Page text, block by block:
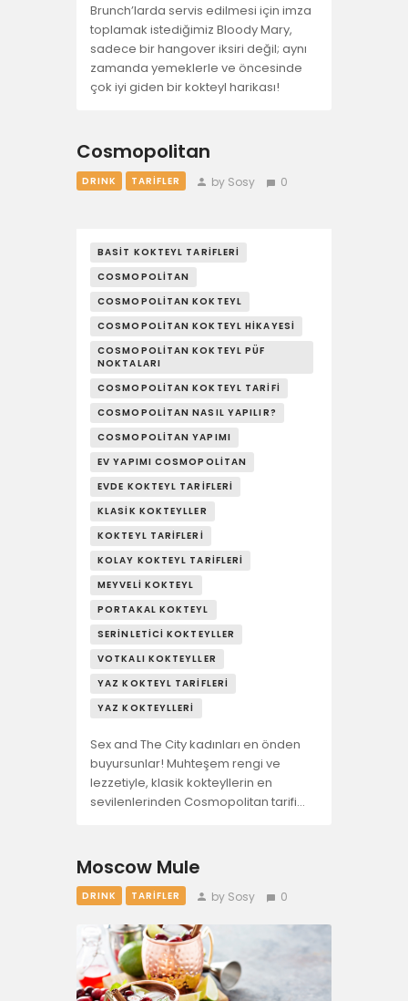
Brunch’larda servis edilmesi için imza
toplamak istediğimiz Bloody Mary,
sadece bir hangover iksiri değil; aynı
zamanda yemeklerle ve öncesinde
çok iyi giden bir kokteyl harikası!
Cosmopolitan
DRINK TARIFLER by Sosy 0
BASIT KOKTEYL TARIFLERI
COSMOPOLITAN
COSMOPOLITAN KOKTEYL
COSMOPOLITAN KOKTEYL HIKAYESI
COSMOPOLITAN KOKTEYL PÜF
NOKTALARI
COSMOPOLITAN KOKTEYL TARIFI
COSMOPOLITAN NASIL YAPILIR?
COSMOPOLITAN YAPIMI
EV YAPIMI COSMOPOLITAN
EVDE KOKTEYL TARIFLERI
KLASIK KOKTEYLLER
KOKTEYL TARIFLERI
KOLAY KOKTEYL TARIFLERI
MEYVELI KOKTEYL
PORTAKAL KOKTEYL
SERINLETICI KOKTEYLLER
VOTKALI KOKTEYLLER
YAZ KOKTEYL TARIFLERI
YAZ KOKTEYLLERI
Sex and The City kadınları en önden
buyursunlar! Muhteşem rengi ve
lezzetiyle, klasik kokteyllerin en
sevilenlerinden Cosmopolitan tarifi…
Moscow Mule
DRINK TARIFLER by Sosy 0